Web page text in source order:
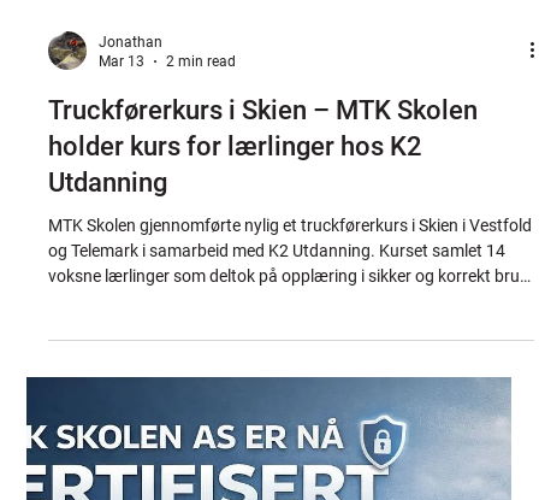
Mar 13
2 min read
Truckførerkurs i Skien – MTK Skolen